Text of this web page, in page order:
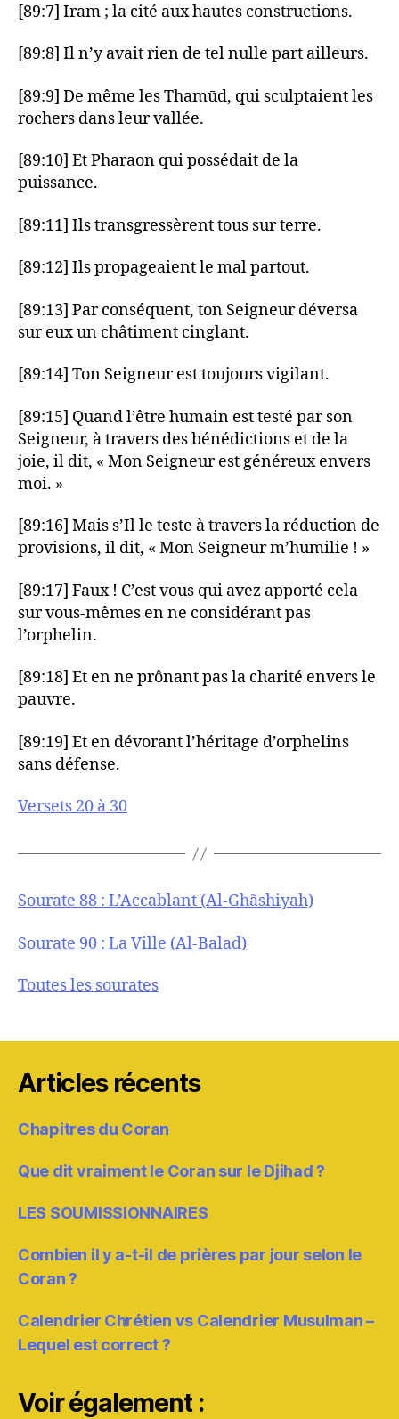
[89:7] Iram ; la cité aux hautes constructions.
[89:8] Il n’y avait rien de tel nulle part ailleurs.
[89:9] De même les Thamūd, qui sculptaient les
rochers dans leur vallée.
[89:10] Et Pharaon qui possédait de la
puissance.
[89:11] Ils transgressèrent tous sur terre.
[89:12] Ils propageaient le mal partout.
[89:13] Par conséquent, ton Seigneur déversa
sur eux un châtiment cinglant.
[89:14] Ton Seigneur est toujours vigilant.
[89:15] Quand l’être humain est testé par son
Seigneur, à travers des bénédictions et de la
joie, il dit, « Mon Seigneur est généreux envers
moi. »
[89:16] Mais s’Il le teste à travers la réduction de
provisions, il dit, « Mon Seigneur m’humilie ! »
[89:17] Faux ! C’est vous qui avez apporté cela
sur vous-mêmes en ne considérant pas
l’orphelin.
[89:18] Et en ne prônant pas la charité envers le
pauvre.
[89:19] Et en dévorant l’héritage d’orphelins
sans défense.
Versets 20 à 30
Sourate 88 : L’Accablant (Al-Ghãshiyah)
Sourate 90 : La Ville (Al-Balad)
Toutes les sourates
Articles récents
Chapitres du Coran
Que dit vraiment le Coran sur le Djihad ?
LES SOUMISSIONNAIRES
Combien il y a-t-il de prières par jour selon le
Coran ?
Calendrier Chrétien vs Calendrier Musulman –
Lequel est correct ?
Voir également :